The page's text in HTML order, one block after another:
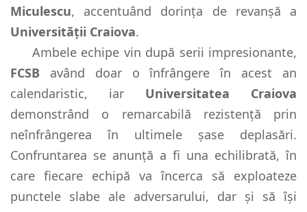
Miculescu, accentuând dorința de revanșă a
Universității Craiova.
Ambele echipe vin după serii impresionante,
FCSB având doar o înfrângere în acest an
calendaristic, iar Universitatea Craiova
demonstrând o remarcabilă rezistență prin
neînfrângerea în ultimele șase deplasări.
Confruntarea se anunță a fi una echilibrată, în
care fiecare echipă va încerca să exploateze
punctele slabe ale adversarului, dar și să își